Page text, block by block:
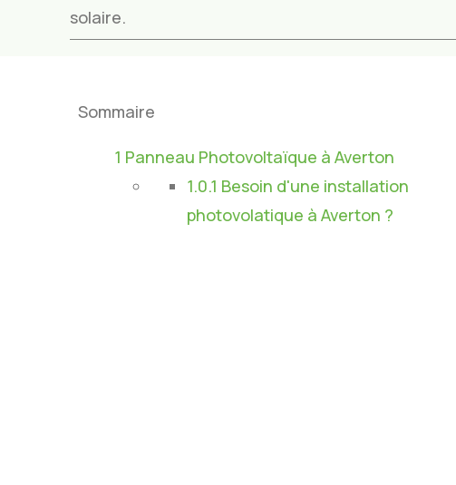
solaire.
Sommaire
1 Panneau Photovoltaïque à Averton
1.0.1 Besoin d'une installation
photovolatique à Averton ?